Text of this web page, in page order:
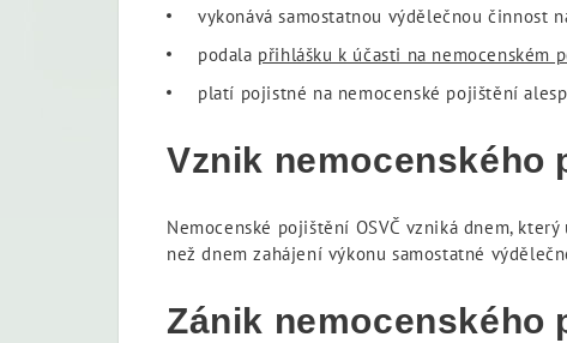
vykonává samostatnou výdělečnou činnost
podala přihlášku k účasti na nemocenském
platí pojistné na nemocenské pojištění
Vznik nemocenského
Nemocenské pojištění OSVČ vzniká dnem,
než dnem zahájení výkonu samostatné
Zánik nemocenského